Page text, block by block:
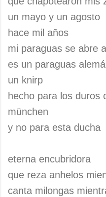
un mayo y un agosto
hace mil años
mi paraguas se abre
es un paraguas
un knirp
hecho para los duros
münchen
y no para esta ducha
eterna encubridora
que reza anhelos
canta milongas